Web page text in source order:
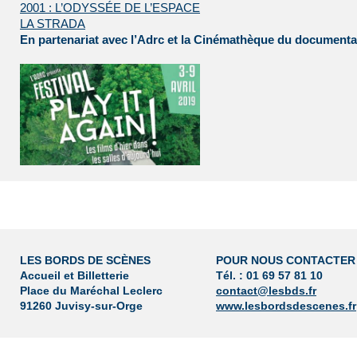
2001 : L’ODYSSÉE DE L’ESPACE
LA STRADA
En partenariat avec l’Adrc et la Cinémathèque du
LES BORDS DE SCÈNES
Accueil et Billetterie
Place du Maréchal Leclerc
91260 Juvisy-sur-Orge
POUR NOUS CONTACTER
Tél. : 01 69 57 81 10
contact@lesbds.fr
www.lesbordsdescenes.fr